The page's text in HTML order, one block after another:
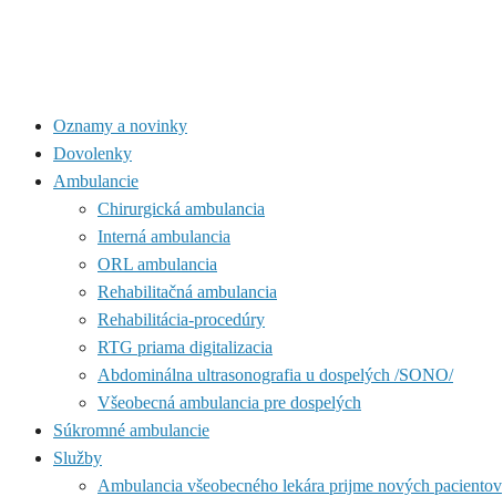
Oznamy a novinky
Dovolenky
Ambulancie
Chirurgická ambulancia
Interná ambulancia
ORL ambulancia
Rehabilitačná ambulancia
Rehabilitácia-procedúry
RTG priama digitalizacia
Abdominálna ultrasonografia u dospelých /SONO/
Všeobecná ambulancia pre dospelých
Súkromné ambulancie
Služby
Ambulancia všeobecného lekára prijme nových pacientov